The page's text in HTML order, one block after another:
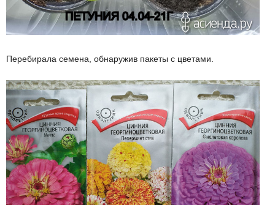
Перебирала семена, обнаружив пакеты с цветами.